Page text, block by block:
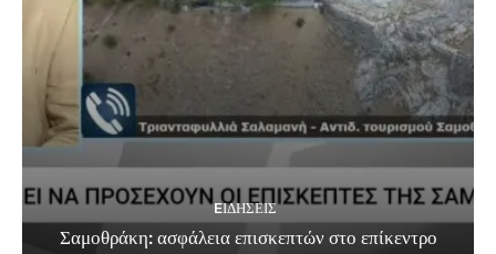
EΙΔΗΣΕΙΣ
Σαμοθράκη: ασφάλεια επισκεπτών στο επίκεντρο